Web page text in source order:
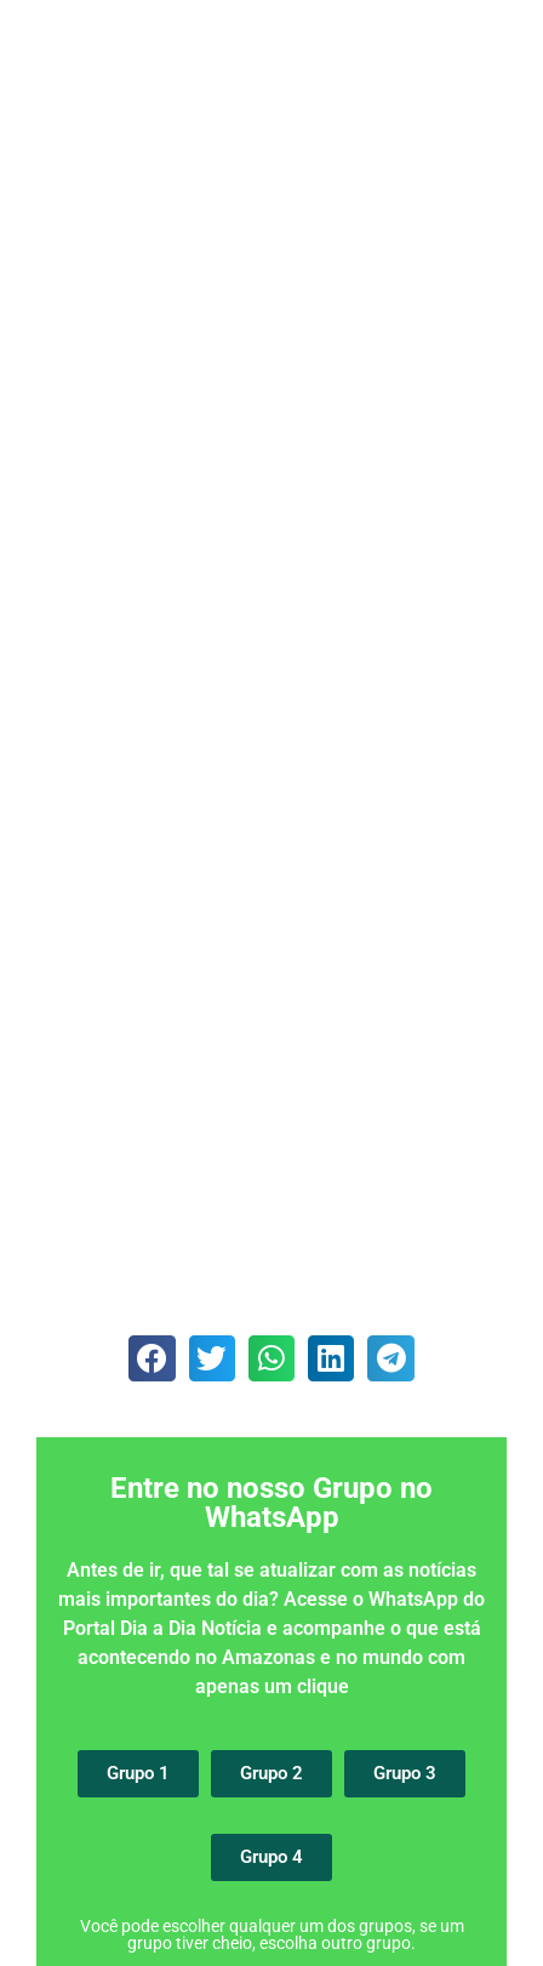
Entre no nosso Grupo no
WhatsApp
Antes de ir, que tal se atualizar com as notícias
mais importantes do dia? Acesse o WhatsApp do
Portal Dia a Dia Notícia e acompanhe o que está
acontecendo no Amazonas e no mundo com
apenas um clique
Grupo 1 Grupo 2 Grupo 3
Grupo 4
Você pode escolher qualquer um dos grupos, se um
grupo tiver cheio, escolha outro grupo.